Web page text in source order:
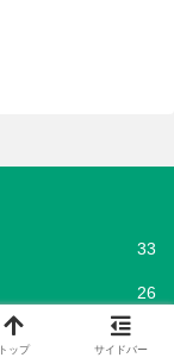
33
26
3,286
トップ サイドバー